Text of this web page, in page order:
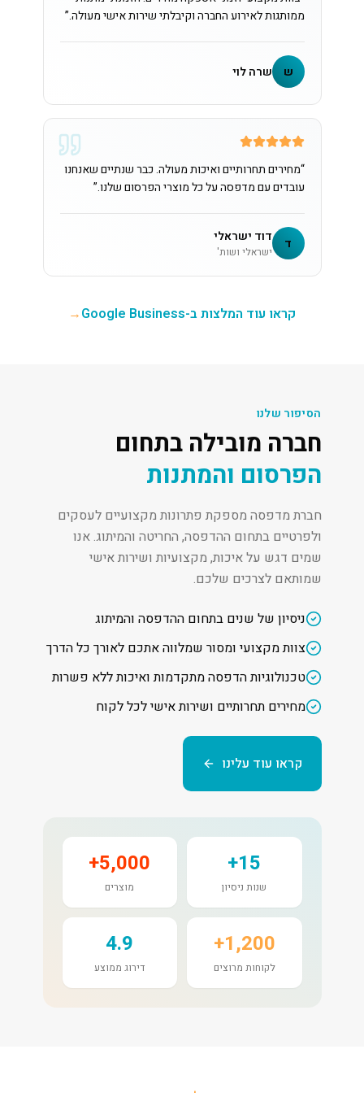
ממותגות לאירוע החברה וקיבלתי שירות אישי מעולה.”
ש שרה לוי
“מחירים תחרותיים ואיכות מעולה. כבר שנתיים שאנחנו
עובדים עם מדפסה על כל מוצרי הפרסום שלנו.”
ד דוד ישראלי
ישראלי ושות'
קראו עוד המלצות ב-Google Business →
הסיפור שלנו
חברה מובילה בתחום
הפרסום והמתנות
חברת מדפסה מספקת פתרונות מקצועיים לעסקים
ולפרטיים בתחום ההדפסה, החריטה והמיתוג. אנו
שמים דגש על איכות, מקצועיות ושירות אישי
שמותאם לצרכים שלכם.
ניסיון של שנים בתחום ההדפסה והמיתוג
צוות מקצועי ומסור שמלווה אתכם לאורך כל הדרך
טכנולוגיות הדפסה מתקדמות ואיכות ללא פשרות
מחירים תחרותיים ושירות אישי לכל לקוח
קראו עוד עלינו
15+
שנות ניסיון
5,000+
מוצרים
1,200+
לקוחות מרוצים
4.9
דירוג ממוצע